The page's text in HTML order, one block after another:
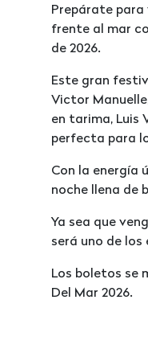
Prepárate para
frente al mar
de 2026.
Este gran
Victor
en tarima, Luis
perfecta para
Con la energía
noche llena de
Ya sea que
será uno de los
Los boletos se
Del Mar 2026.